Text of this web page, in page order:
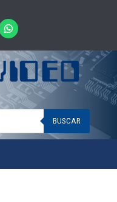
BUSCAR